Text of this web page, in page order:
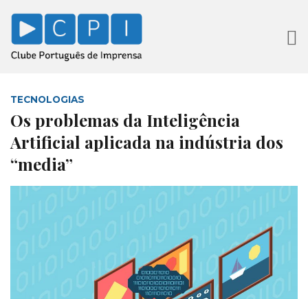
TECNOLOGIAS
Os problemas da Inteligência
Artificial aplicada na indústria dos
“media”